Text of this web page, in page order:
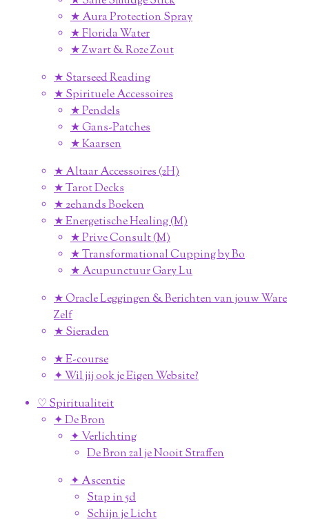
★ Aura Protection Spray
★ Florida Water
★ Zwart & Roze Zout
★ Starseed Reading
★ Spirituele Accessoires
★ Pendels
★ Gans-Patches
★ Kaarsen
★ Altaar Accessoires (2H)
★ Tarot Decks
★ 2ehands Boeken
★ Energetische Healing (M)
★ Prive Consult (M)
★ Transformational Cupping by Bo
★ Acupunctuur Gary Lu
★ Oracle Leggingen & Berichten van jouw Ware
Zelf
★ Sieraden
★ E-course
✦ Wil jij ook je Eigen Website?
♡ Spiritualiteit
✦ De Bron
✦ Verlichting
De Bron zal je Nooit Straffen
✦ Ascentie
Stap in 5d
Schijn je Licht